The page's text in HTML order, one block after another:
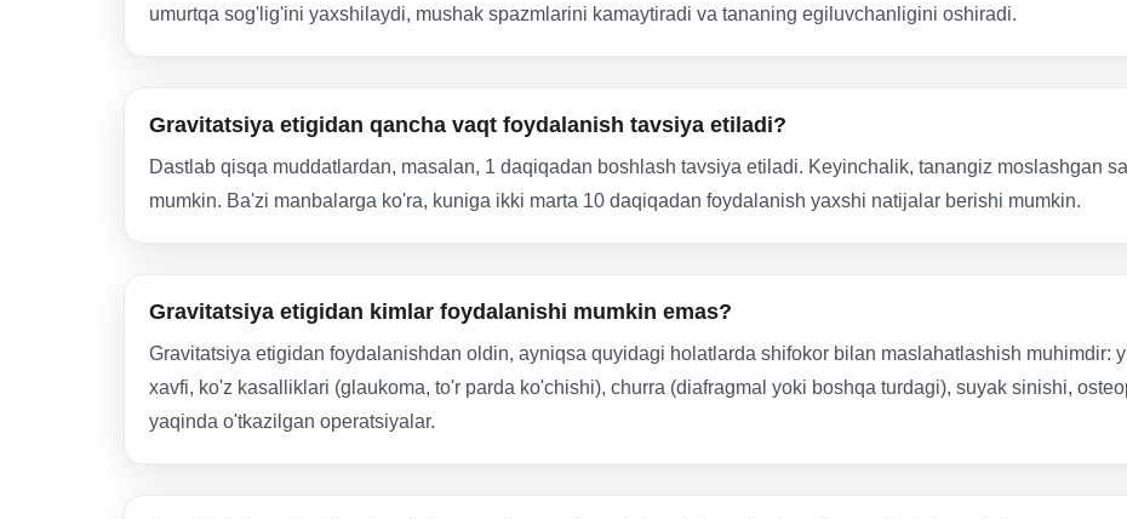
umurtqa sog'lig'ini yaxshilaydi, mushak spazmlarini kamaytiradi va tananing egiluvchanligini oshiradi.
Gravitatsiya etigidan qancha vaqt foydalanish tavsiya etiladi?
Dastlab qisqa muddatlardan, masalan, 1 daqiqadan boshlash tavsiya etiladi. Keyinchalik, tanangiz moslashgan
mumkin. Ba'zi manbalarga ko'ra, kuniga ikki marta 10 daqiqadan foydalanish yaxshi natijalar berishi mumkin.
Gravitatsiya etigidan kimlar foydalanishi mumkin emas?
Gravitatsiya etigidan foydalanishdan oldin, ayniqsa quyidagi holatlarda shifokor bilan maslahatlashish muhimdir:
xavfi, ko'z kasalliklari (glaukoma, to'r parda ko'chishi), churra (diafragmal yoki boshqa turdagi), suyak sinishi,
yaqinda o'tkazilgan operatsiyalar.